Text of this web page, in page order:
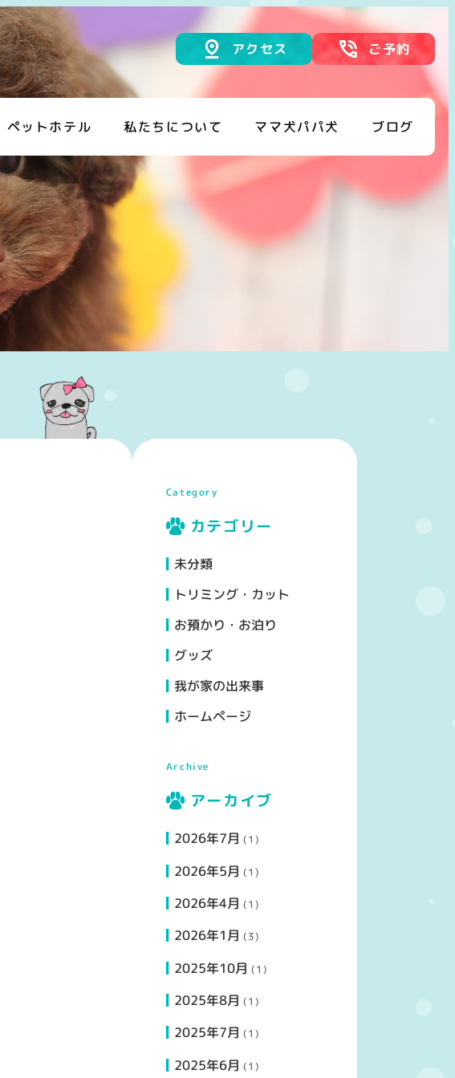
ペットホテル 私たちについて ママ犬パパ犬 ブログ
アクセス ご予約
Category
カテゴリー
未分類
トリミング・カット
お預かり・お泊り
グッズ
我が家の出来事
ホームページ
Archive
アーカイブ
2026年7月 (1)
2026年5月 (1)
2026年4月 (1)
2026年1月 (3)
2025年10月 (1)
2025年8月 (1)
2025年7月 (1)
2025年6月 (1)